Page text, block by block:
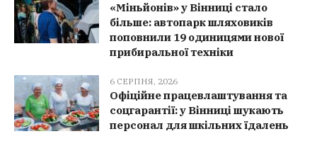
«Міньйонів» у Вінниці стало
більше: автопарк шляховиків
поповнили 19 одиницями нової
прибиральної техніки
6 СЕРПНЯ, 2026
Офіційне працевлаштування та
соцгарантії: у Вінниці шукають
персонал для шкільних їдалень